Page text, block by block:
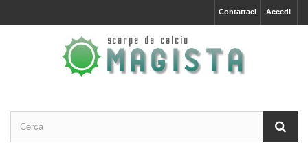
Accedi
Contattaci